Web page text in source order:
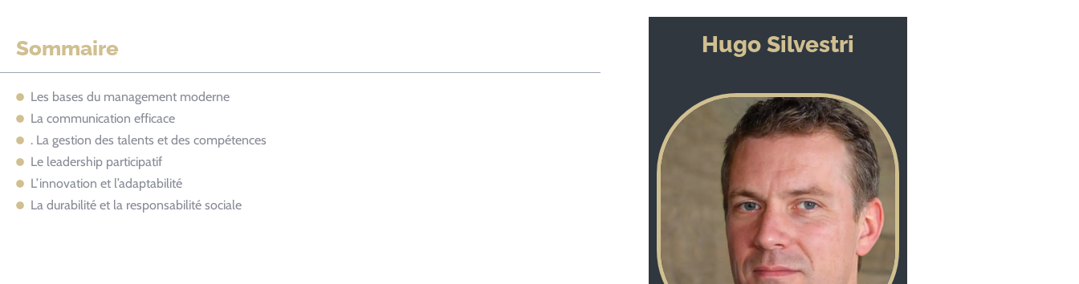
Sommaire
Les bases du management moderne
La communication efficace
. La gestion des talents et des compétences
Le leadership participatif
L’innovation et l’adaptabilité
La durabilité et la responsabilité sociale
Hugo Silvestri